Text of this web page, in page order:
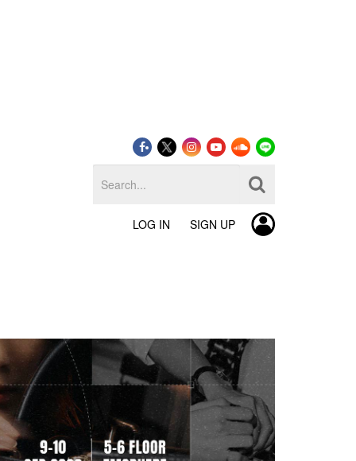
LOG IN SIGN UP